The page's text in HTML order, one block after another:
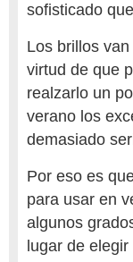
sofisticado
Los brillos
virtud de que
realzarlo un
verano los
demasiado
Por eso es
para usar en
algunos
lugar de